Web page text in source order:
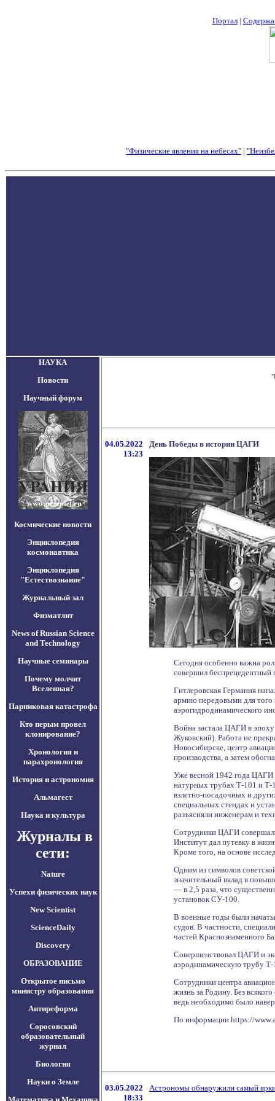
Портал|
"Физические явления на небесах" |
НАУКА
Новости
Научный форум
Космические новости
Энциклопедия
космонавтика
Энциклопедия
"Естествознание"
Журнальный зал
Физматлит
News of Russian Science
and Technology
Научные семинары
Почему молчит
Вселенная?
Парниковая катастрофа
Кто перым провел
клонирование?
Хронология и
парахронология
История и астрономия
Альмагест
Наука и культура
Журналы в
сети:
Nature
Успехи физических наук
New Scientist
ScienceDaily
Discovery
ОБРАЗОВАНИЕ
Открытое письмо
министру образования
Антиреформа
Соросовский
образовательный
журнал
Биология
Науки о Земле
04.05.2022
13:23
День Победы в истории ЦАГИ
Сегодня особенно важна
совершил беспрецедентный
Гитлеровская Германия
армию передовыми для того
аэрогидродинамического
Война застала ЦАГИ в эпоху
Жуковский). Работа не
Новосибирске, центр
производства, а затем
Уже весной 1942 года ЦАГИ
натурных трубах Т-101 и Т-
взлетно-посадочных и
специальных стендах и
разъясняли инженерам и
Сотрудники ЦАГИ
Институт дал путевку в
Кроме того, на основе
Одним из символов
значительный вклад в
— в 2,5 раза, что
установок СУ-100.
В военные годы были
судов. В частности,
частей Краснознаменного
Совершенствовал ЦАГИ и
аэродинамическую трубу Т-
Сотрудники центра
жизнь за Родину. Без
ведь необходимо было
По информации https://
03.05.2022
18:33
Астрономы обнаружили самый